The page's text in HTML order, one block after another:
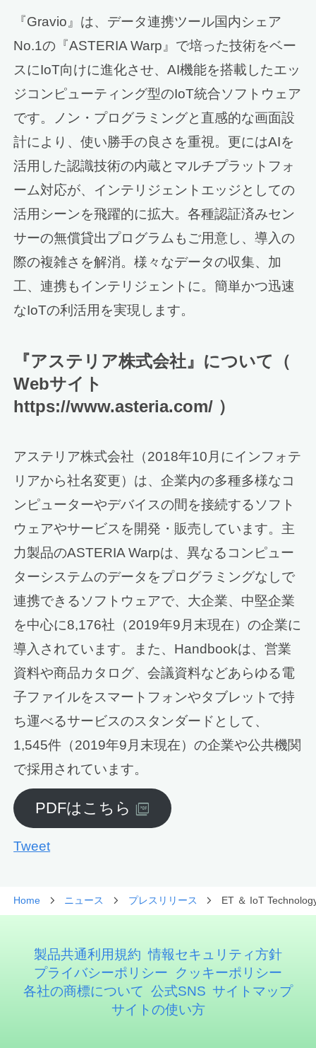
『Gravio』は、データ連携ツール国内シェア
No.1の『ASTERIA Warp』で培った技術をベー
スにIoT向けに進化させ、AI機能を搭載したエッ
ジコンピューティング型のIoT統合ソフトウェア
です。ノン・プログラミングと直感的な画面設
計により、使い勝手の良さを重視。更にはAIを
活用した認識技術の内蔵とマルチプラットフォ
ーム対応が、インテリジェントエッジとしての
活用シーンを飛躍的に拡大。各種認証済みセン
サーの無償貸出プログラムもご用意し、導入の
際の複雑さを解消。様々なデータの収集、加
工、連携もインテリジェントに。簡単かつ迅速
なIoTの利活用を実現します。
『アステリア株式会社』について（
Webサイト
https://www.asteria.com/ ）
アステリア株式会社（2018年10月にインフォテ
リアから社名変更）は、企業内の多種多様なコ
ンピューターやデバイスの間を接続するソフト
ウェアやサービスを開発・販売しています。主
力製品のASTERIA Warpは、異なるコンピュー
ターシステムのデータをプログラミングなしで
連携できるソフトウェアで、大企業、中堅企業
を中心に8,176社（2019年9月末現在）の企業に
導入されています。また、Handbookは、営業
資料や商品カタログ、会議資料などあらゆる電
子ファイルをスマートフォンやタブレットで持
ち運べるサービスのスタンダードとして、
1,545件（2019年9月末現在）の企業や公共機関
で採用されています。
PDFはこちら
Tweet
Home ニュース プレスリリース ET ＆ IoT
製品共通利用規約 情報セキュリティ方針
プライバシーポリシー
クッキーポリシー
各社の商標について 公式SNS サイトマップ
サイトの使い方